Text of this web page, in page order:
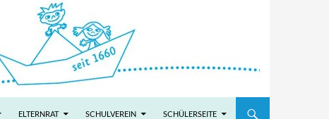
ELTERNRAT SCHULVEREIN SCHÜLERSEITE